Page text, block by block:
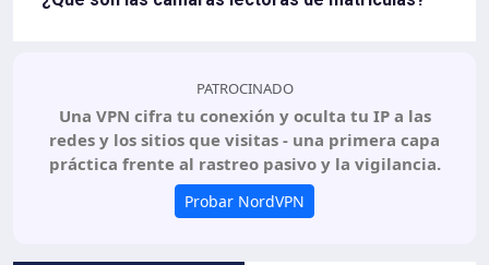
PATROCINADO
Una VPN cifra tu conexión y oculta tu IP a las
redes y los sitios que visitas - una primera capa
práctica frente al rastreo pasivo y la vigilancia.
Probar NordVPN